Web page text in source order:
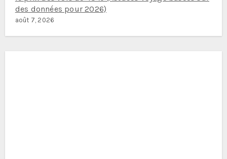
des données pour 2026)
août 7, 2026